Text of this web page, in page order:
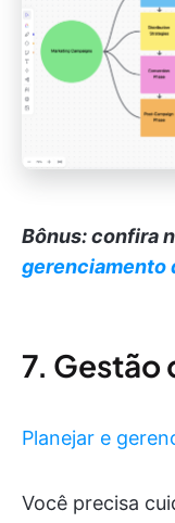
Bônus: confira
gerenciamento
7. Gestão
Planejar e
Você precisa